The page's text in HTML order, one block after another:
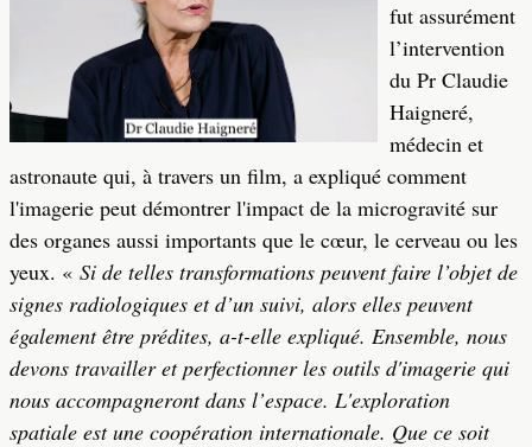
fut assurément
l’intervention
du Pr Claudie
Haigneré,
médecin et
astronaute qui, à travers un film, a expliqué comment
l'imagerie peut démontrer l'impact de la microgravité sur
des organes aussi importants que le cœur, le cerveau ou les
yeux. « Si de telles transformations peuvent faire l’objet de
signes radiologiques et d’un suivi, alors elles peuvent
également être prédites, a-t-elle expliqué. Ensemble, nous
devons travailler et perfectionner les outils d'imagerie qui
nous accompagneront dans l’espace. L'exploration
spatiale est une coopération internationale. Que ce soit